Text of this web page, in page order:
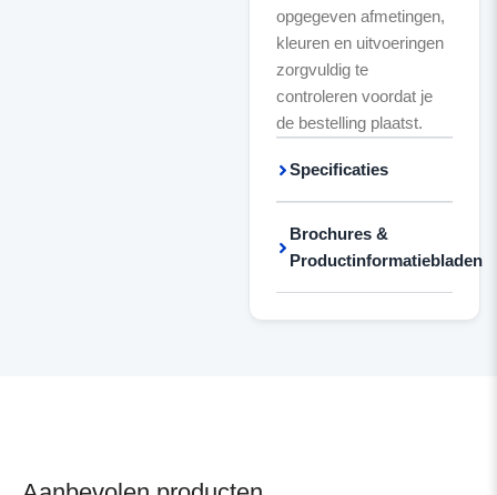
opgegeven afmetingen,
kleuren en uitvoeringen
zorgvuldig te
controleren voordat je
de bestelling plaatst.
Specificaties
Brochures &
Productinformatiebladen